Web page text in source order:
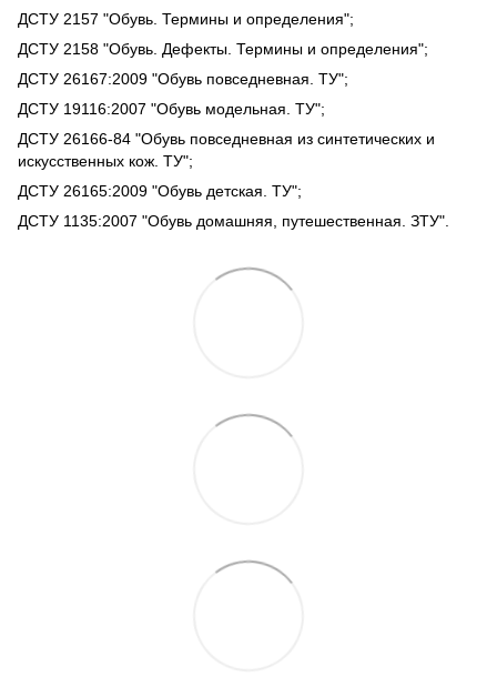
ДСТУ 2157 "Обувь. Термины и определения";
ДСТУ 2158 "Обувь. Дефекты. Термины и определения";
ДСТУ 26167:2009 "Обувь повседневная. ТУ";
ДСТУ 19116:2007 "Обувь модельная. ТУ";
ДСТУ 26166-84 "Обувь повседневная из синтетических и
искусственных кож. ТУ";
ДСТУ 26165:2009 "Обувь детская. ТУ";
ДСТУ 1135:2007 "Обувь домашняя, путешественная. ЗТУ".